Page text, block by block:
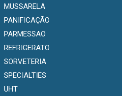
MUSSARELA
PANIFICAÇÃO
PARMESSAO
REFRIGERATO
SORVETERIA
SPECIALTIES
UHT